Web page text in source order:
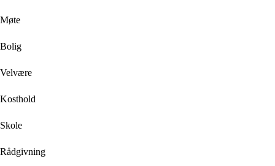
Møte
Bolig
Velvære
Kosthold
Skole
Rådgivning